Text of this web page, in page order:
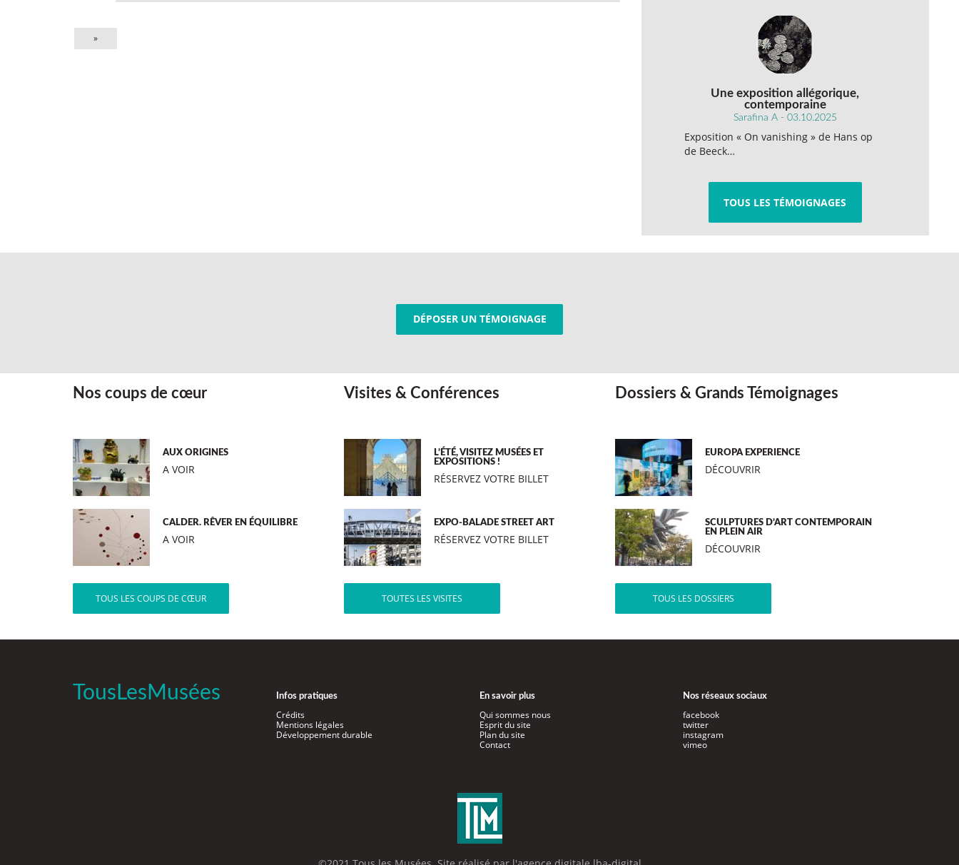
»
Une exposition allégorique,
contemporaine
Sarafina A - 03.10.2025
Exposition « On vanishing » de Hans op
de Beeck…
TOUS LES TÉMOIGNAGES
DÉPOSER UN TÉMOIGNAGE
Nos coups de cœur
AUX ORIGINES
A VOIR
CALDER. RÊVER EN ÉQUILIBRE
A VOIR
TOUS LES COUPS DE CŒUR
Visites & Conférences
L’ÉTÉ, VISITEZ MUSÉES ET
EXPOSITIONS !
RÉSERVEZ VOTRE BILLET
EXPO-BALADE STREET ART
RÉSERVEZ VOTRE BILLET
TOUTES LES VISITES
Dossiers & Grands Témoignages
EUROPA EXPERIENCE
DÉCOUVRIR
SCULPTURES D’ART CONTEMPORAIN
EN PLEIN AIR
DÉCOUVRIR
TOUS LES DOSSIERS
TousLesMusées Infos pratiques
Crédits
Mentions légales
Développement durable
En savoir plus
Qui sommes nous
Esprit du site
Plan du site
Contact
Nos réseaux sociaux
facebook
twitter
instagram
vimeo